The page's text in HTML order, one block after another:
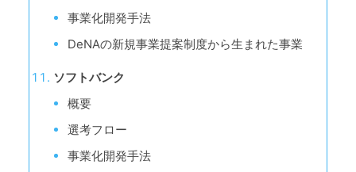
事業化開発手法
DeNAの新規事業提案制度から生まれた事業
ソフトバンク
概要
選考フロー
事業化開発手法